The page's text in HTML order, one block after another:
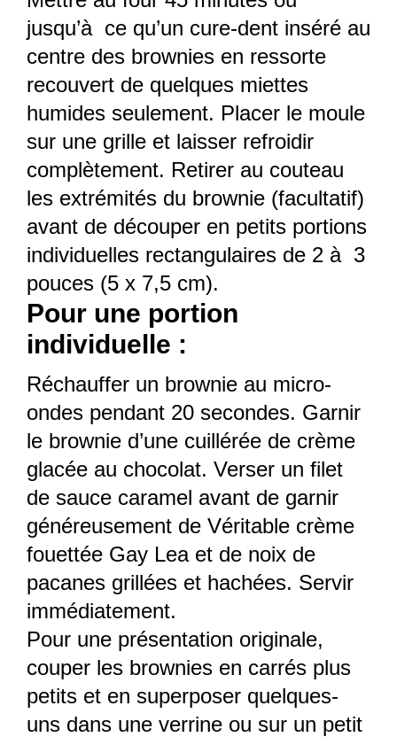
jusqu’à ce qu’un cure-dent inséré au
centre des brownies en ressorte
recouvert de quelques miettes
humides seulement. Placer le moule
sur une grille et laisser refroidir
complètement. Retirer au couteau
les extrémités du brownie (facultatif)
avant de découper en petits portions
individuelles rectangulaires de 2 à 3
pouces (5 x 7,5 cm).
Pour une portion
individuelle :
Réchauffer un brownie au micro-
ondes pendant 20 secondes. Garnir
le brownie d’une cuillérée de crème
glacée au chocolat. Verser un filet
de sauce caramel avant de garnir
généreusement de Véritable crème
fouettée Gay Lea et de noix de
pacanes grillées et hachées. Servir
immédiatement.
Pour une présentation originale,
couper les brownies en carrés plus
petits et en superposer quelques-
uns dans une verrine ou sur un petit